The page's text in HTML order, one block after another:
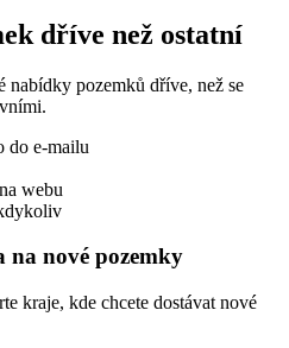
dříve než ostatní
nabídky pozemků dříve, než se
do e-mailu
webu
na nové pozemky
kraje, kde chcete dostávat nové